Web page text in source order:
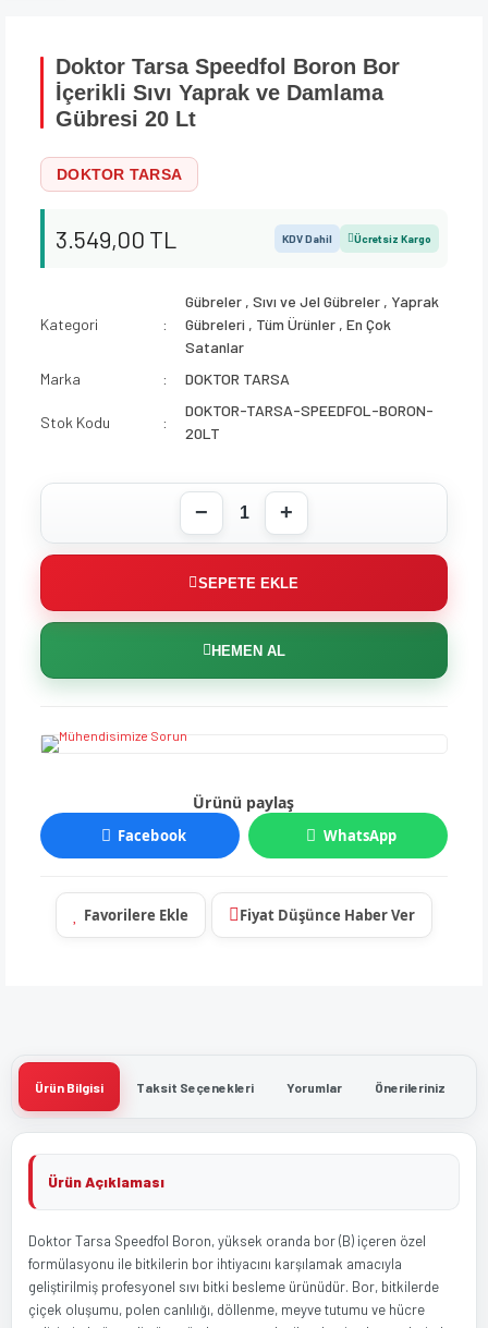
Doktor Tarsa Speedfol Boron Bor
İçerikli Sıvı Yaprak ve Damlama
Gübresi 20 Lt
DOKTOR TARSA
3.549,00 TL KDV Dahil Ücretsiz Kargo
Kategori
Gübreler ,Sıvı ve Jel Gübreler , Yaprak
Gübreleri , Tüm Ürünler ,En Çok
Satanlar
Marka
DOKTOR TARSA
Stok Kodu
DOKTOR-TARSA-SPEEDFOL-BORON-
20LT
SEPETE EKLE
HEMEN AL
Ürünü paylaş
Facebook WhatsApp
Fiyat Düşünce Haber Ver
Ürün Bilgisi Taksit Seçenekleri Yorumlar Önerileriniz
Ürün Açıklaması
Doktor Tarsa Speedfol Boron, yüksek oranda bor (B) içeren özel
formülasyonu ile bitkilerin bor ihtiyacını karşılamak amacıyla
geliştirilmiş profesyonel sıvı bitki besleme ürünüdür. Bor, bitkilerde
çiçek oluşumu, polen canlılığı, döllenme, meyve tutumu ve hücre